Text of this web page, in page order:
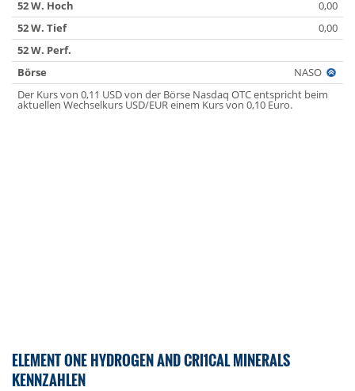
52 W. Hoch
0,00
52 W. Tief
0,00
52 W. Perf.
Börse
NASO
Der Kurs von 0,11 USD von der Börse Nasdaq OTC entspricht beim
aktuellen Wechselkurs USD/EUR einem Kurs von 0,10 Euro.
ELEMENT ONE HYDROGEN AND CRI1CAL MINERALS
KENNZAHLEN